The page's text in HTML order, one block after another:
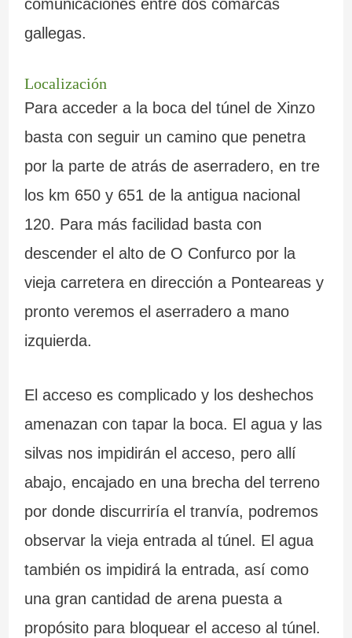
comunicaciones entre dos comarcas
gallegas.
Localización
Para acceder a la boca del túnel de Xinzo
basta con seguir un camino que penetra
por la parte de atrás de aserradero, en tre
los km 650 y 651 de la antigua nacional
120. Para más facilidad basta con
descender el alto de O Confurco por la
vieja carretera en dirección a Ponteareas y
pronto veremos el aserradero a mano
izquierda.
El acceso es complicado y los deshechos
amenazan con tapar la boca. El agua y las
silvas nos impidirán el acceso, pero allí
abajo, encajado en una brecha del terreno
por donde discurriría el tranvía, podremos
observar la vieja entrada al túnel. El agua
también os impidirá la entrada, así como
una gran cantidad de arena puesta a
propósito para bloquear el acceso al túnel.